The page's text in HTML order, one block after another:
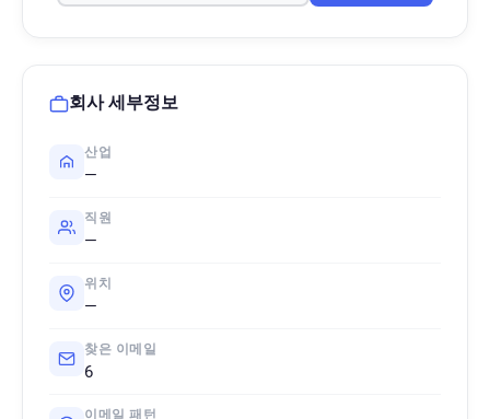
회사 세부정보
산업
—
직원
—
위치
—
찾은 이메일
6
이메일 패턴